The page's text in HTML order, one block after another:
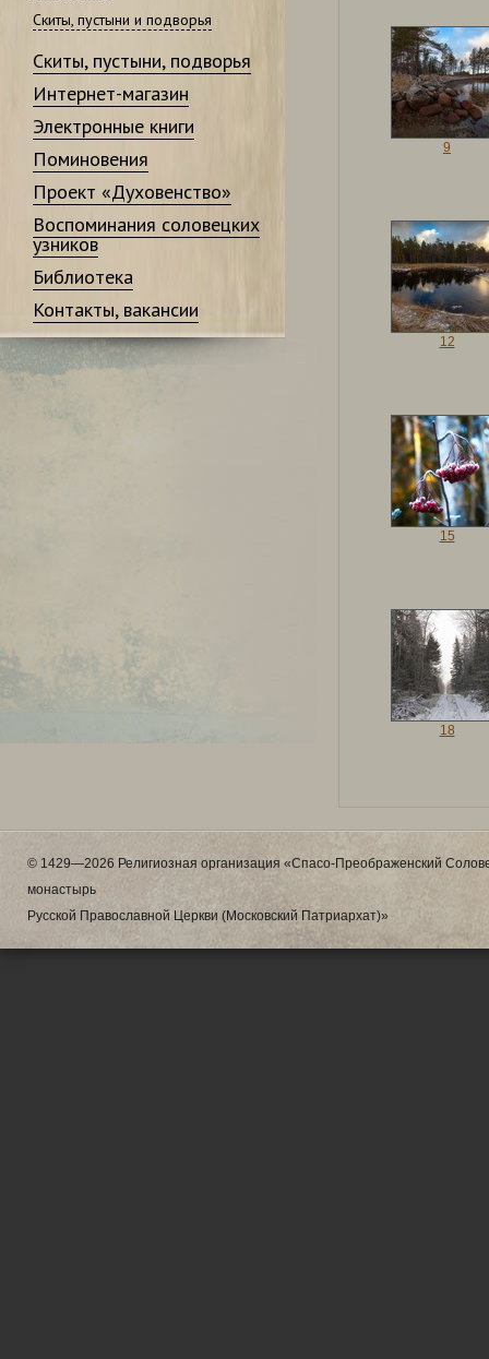
Скиты, пустыни и подворья
Скиты, пустыни, подворья
Интернет-магазин
Электронные книги
Поминовения
Проект «Духовенство»
Воспоминания соловецких
узников
Библиотека
Контакты, вакансии
9
12
15
18
© 1429—2026 Религиозная организация «Спасо-Преображенский
монастырь
Русской Православной Церкви (Московский Патриархат)»